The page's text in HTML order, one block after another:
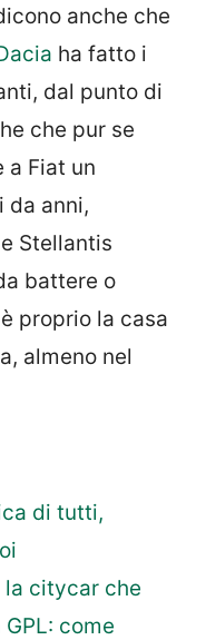
anche che
ha fatto i
dal punto di
che pur se
a Fiat un
da anni,
Stellantis
battere o
proprio la casa
almeno nel
di tutti,
la citycar che
come